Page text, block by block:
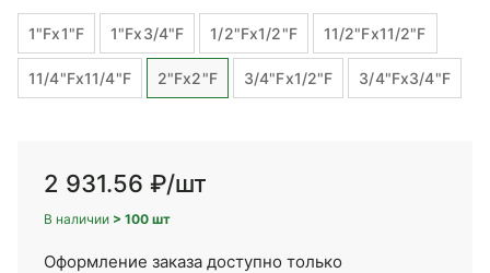
1"Fx1"F 1"Fx3/4"F 1/2"Fx1/2"F 11/2"Fx11/2"F
11/4"Fx11/4"F 2"Fx2"F 3/4"Fx1/2"F 3/4"Fx3/4"F
2 931.56 ₽/шт
В наличии > 100 шт
Оформление заказа доступно только